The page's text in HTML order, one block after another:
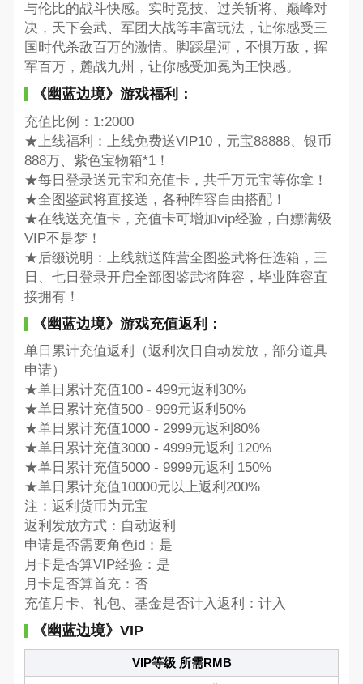
与伦比的战斗快感。实时竞技、过关斩将、巅峰对
决，天下会武、军团大战等丰富玩法，让你感受三
国时代杀敌百万的激情。脚踩星河，不惧万敌，挥
军百万，麓战九州，让你感受加冕为王快感。
《幽蓝边境》游戏福利：
充值比例：1:2000
★上线福利：上线免费送VIP10，元宝88888、银币
888万、紫色宝物箱*1！
★每日登录送元宝和充值卡，共千万元宝等你拿！
★全图鉴武将直接送，各种阵容自由搭配！
★在线送充值卡，充值卡可增加vip经验，白嫖满级
VIP不是梦！
★后缀说明：上线就送阵营全图鉴武将任选箱，三
日、七日登录开启全部图鉴武将阵容，毕业阵容直
接拥有！
《幽蓝边境》游戏充值返利：
单日累计充值返利（返利次日自动发放，部分道具
申请）
★单日累计充值100 - 499元返利30%
★单日累计充值500 - 999元返利50%
★单日累计充值1000 - 2999元返利80%
★单日累计充值3000 - 4999元返利 120%
★单日累计充值5000 - 9999元返利 150%
★单日累计充值10000元以上返利200%
注：返利货币为元宝
返利发放方式：自动返利
申请是否需要角色id：是
月卡是否算VIP经验：是
月卡是否算首充：否
充值月卡、礼包、基金是否计入返利：计入
《幽蓝边境》VIP
VIP等级 所需RMB